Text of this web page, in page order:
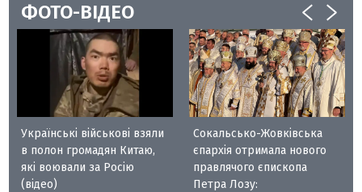
ФОТО-ВІДЕО
Українські військові взяли
в полон громадян Китаю,
які воювали за Росію
(відео)
Сокальсько-Жовківська
єпархія отримала нового
правлячого єпископа
Петра Лозу: